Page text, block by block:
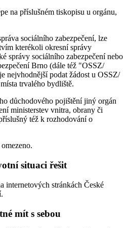
na příslušném tiskopisu u orgánu,
sociálního zabezpečení, lze
kterékoli okresní správy
správy sociálního zabezpečení nebo
Brno (dále též "OSSZ/
nejvhodnější podat žádost u OSSZ/
trvalého bydliště.
důchodového pojištění jiný orgán
ministerstev vnitra, obrany či
též k rozhodování o
situaci řešit
internetových stránkách České
mít s sebou